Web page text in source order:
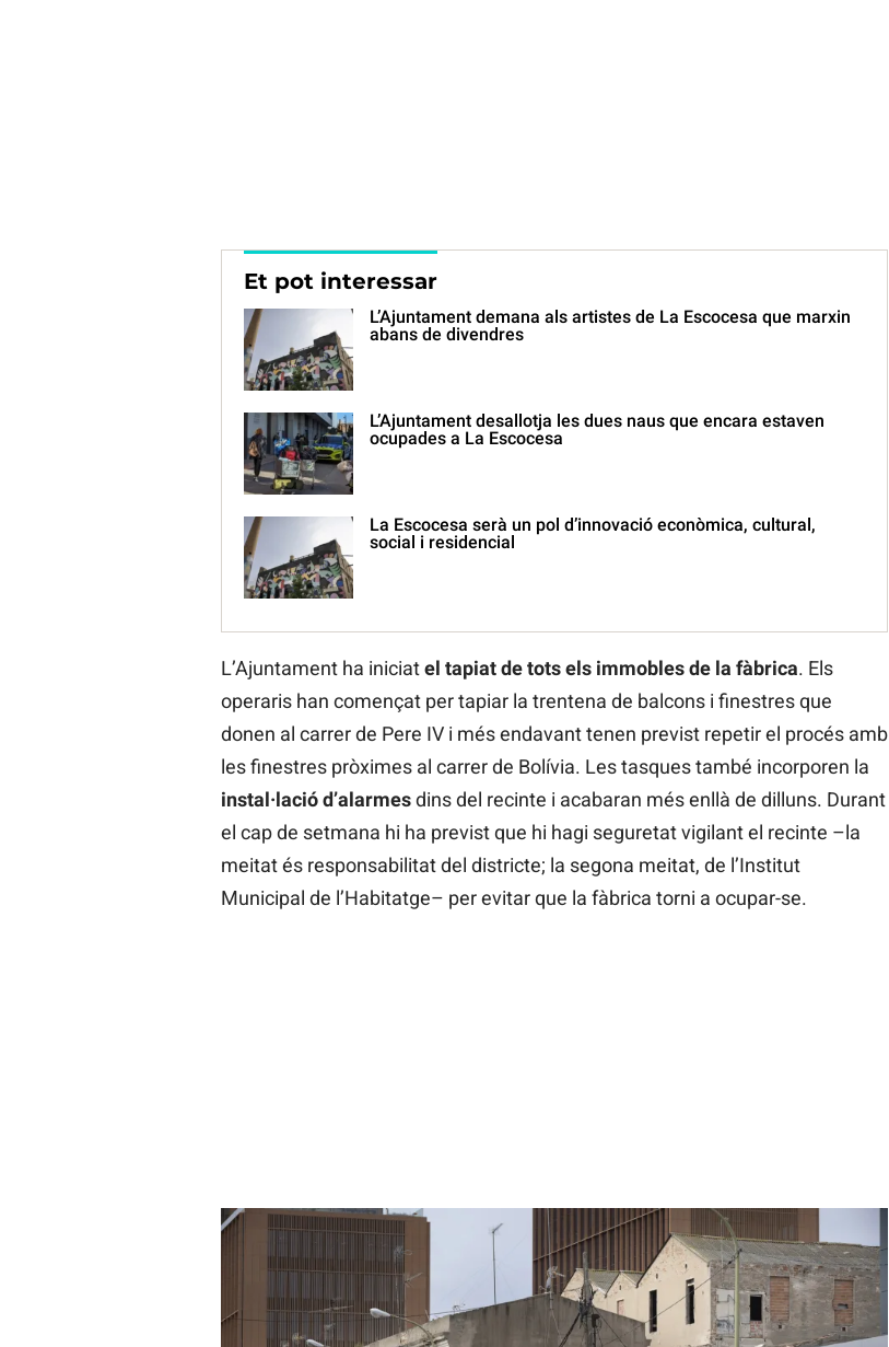
Et pot interessar
L’Ajuntament demana als artistes de La Escocesa que marxin
abans de divendres
L’Ajuntament desallotja les dues naus que encara estaven
ocupades a La Escocesa
La Escocesa serà un pol d’innovació econòmica, cultural,
social i residencial
L’Ajuntament ha iniciatel tapiat de tots els immobles de la fàbrica. Els
operaris han començat per tapiar la trentena de balcons i finestres que
donen al carrer de Pere IV i més endavant tenen previst repetir el procés amb
les finestres pròximes al carrer de Bolívia. Les tasques també incorporen la
instal·lació d’alarmesdins del recinte i acabaran més enllà de dilluns. Durant
el cap de setmana hi ha previst que hi hagi seguretat vigilant el recinte –la
meitat és responsabilitat del districte; la segona meitat, de l’Institut
Municipal de l’Habitatge– per evitar que la fàbrica torni a ocupar-se.